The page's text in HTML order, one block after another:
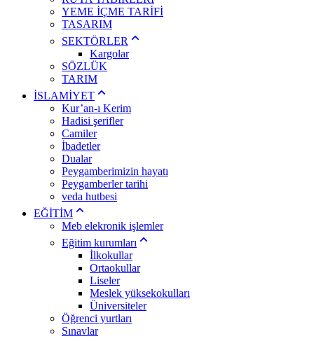
YEME İÇME TARİFİ
TASARIM
SEKTÖRLER
Kargolar
SÖZLÜK
TARIM
İSLAMİYET
Kur’an-ı Kerim
Hadisi şerifler
Camiler
İbadetler
Dualar
Peygamberimizin hayatı
Peygamberler tarihi
veda hutbesi
EĞİTİM
Meb elekronik işlemler
Eğitim kurumları
İlkokullar
Ortaokullar
Liseler
Meslek yüksekokulları
Üniversiteler
Öğrenci yurtları
Sınavlar